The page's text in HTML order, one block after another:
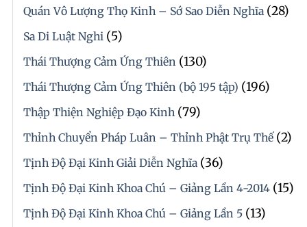
Quán Vô Lượng Thọ Kinh – Sớ Sao Diễn Nghĩa (28)
Sa Di Luật Nghi (5)
Thái Thượng Cảm Ứng Thiên (130)
Thái Thượng Cảm Ứng Thiên (bộ 195 tập) (196)
Thập Thiện Nghiệp Đạo Kinh (79)
Thỉnh Chuyển Pháp Luân – Thỉnh Phật Trụ Thế(2)
Tịnh Độ Đại Kinh Giải Diễn Nghĩa (36)
Tịnh Độ Đại Kinh Khoa Chú – Giảng Lần 4-2014 (15)
Tịnh Độ Đại Kinh Khoa Chú – Giảng Lần 5 (13)